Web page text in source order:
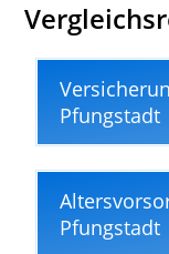
Pfungstadt
Pfungstadt